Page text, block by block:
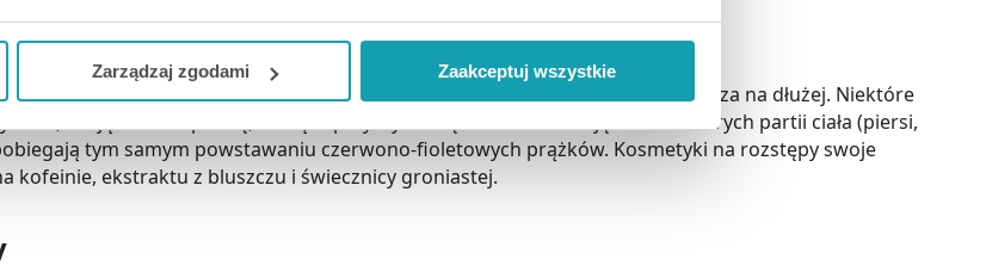
wybrać tylko niektóre dodatkowe funkcje, z którymi wiąże się zbieranie danych o
funkcjonowania Strony. Będzie się to jednak wiązało z brakiem dostępu do
Zarządzaj zgodami Zaakceptuj wszystkie
charakteryzuje się większą pojemnością niż maść czy krem, przez co wystarcza na dłużej. Niektóre
zdając sobie sprawę, że ciąża przyczynia się do wzrostu objętości niektórych partii ciała (piersi,
tym samym powstawaniu czerwono-fioletowych prążków. Kosmetyki na rozstępy swoje
kofeinie, ekstraktu z bluszczu i świecznicy groniastej.